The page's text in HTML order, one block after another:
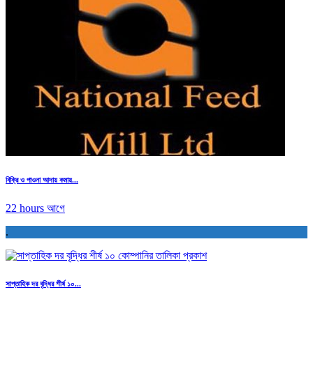
বিক্রি ও পাওনা আদায় কমায়...
22 hours আগে
.
সাপ্তাহিক দর বৃদ্ধির শীর্ষ ১০...